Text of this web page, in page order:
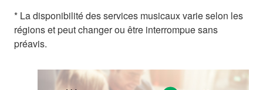
* La disponibilité des services musicaux varie selon les
régions et peut changer ou être interrompue sans
préavis.